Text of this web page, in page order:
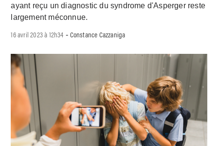
ayant reçu un diagnostic du syndrome d'Asperger reste
largement méconnue.
16 avril 2023 à 12h34 - Constance Cazzaniga